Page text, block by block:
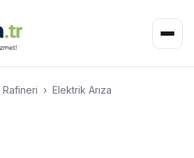
› Elektrik Arıza